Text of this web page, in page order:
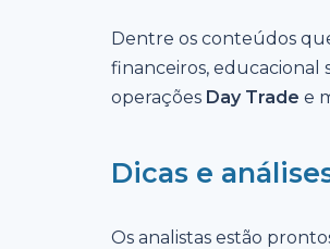
Dentre os conteúdos
financeiros, educacional
operações Day Trade e
Dicas e
Os analistas estão